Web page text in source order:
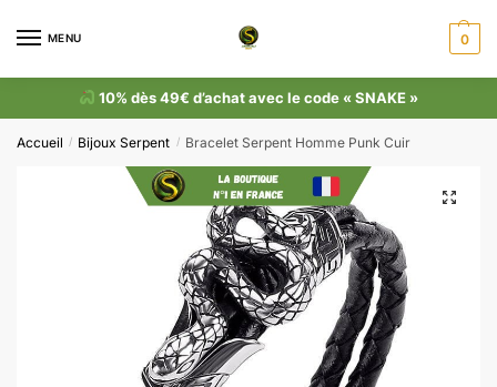
MENU 0
10% dès 49€ d’achat avec le code « SNAKE »
Accueil / Bijoux Serpent / Bracelet Serpent Homme Punk Cuir